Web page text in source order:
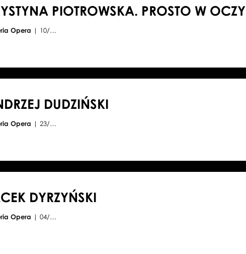
PIOTROWSKA. PROSTO W OCZY
Opera | 10/…
DUDZIŃSKI
Opera | 23/…
DYRZYŃSKI
Opera | 04/…